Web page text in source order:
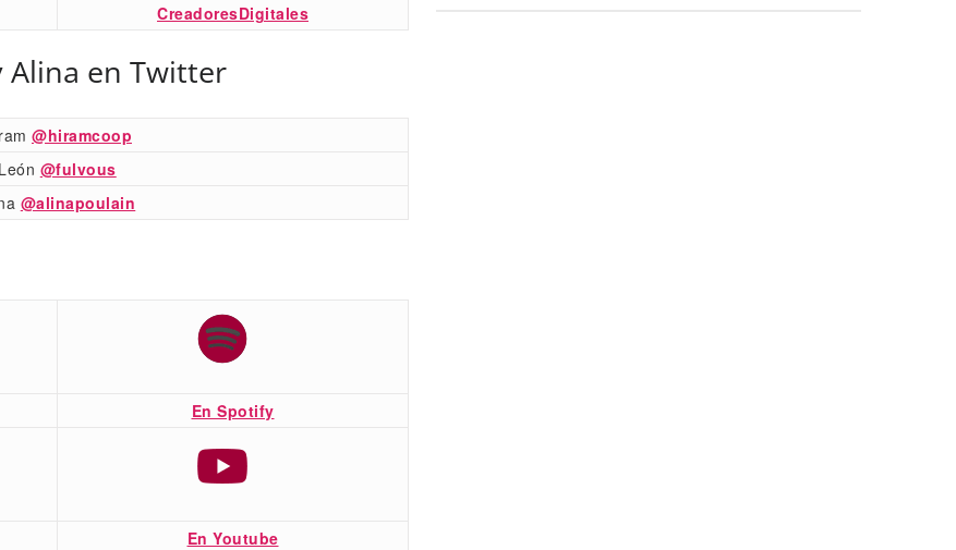
CreadoresDigitales
Alina en Twitter
@hiramcoop
León @fulvous
@alinapoulain
En Spotify
En Youtube